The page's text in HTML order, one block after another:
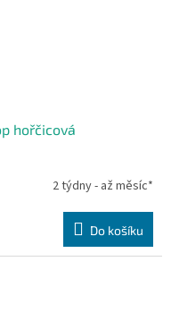
hořčicová
2 týdny - až měsíc*
Do košíku